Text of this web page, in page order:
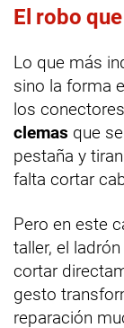
El robo
Lo que más
sino la forma
los
clemas que
pestaña y
falta cortar
Pero en este
taller, el
cortar
gesto
reparación